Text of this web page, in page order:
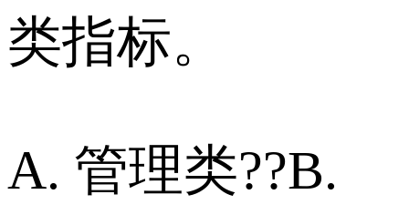
类指标。
A. 管理类??B.